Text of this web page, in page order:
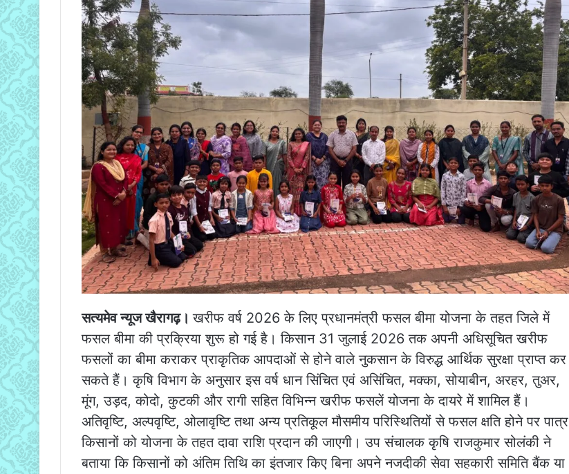
सत्यमेव न्यूज खैरागढ़।खरीफ वर्ष 2026 के लिए प्रधानमंत्री फसल बीमा योजना के तहत जिले में
फसल बीमा की प्रक्रिया शुरू हो गई है। किसान 31 जुलाई 2026 तक अपनी अधिसूचित खरीफ
फसलों का बीमा कराकर प्राकृतिक आपदाओं से होने वाले नुकसान के विरुद्ध आर्थिक सुरक्षा प्राप्त कर
सकते हैं। कृषि विभाग के अनुसार इस वर्ष धान सिंचित एवं असिंचित, मक्का, सोयाबीन, अरहर, तुअर,
मूंग, उड़द, कोदो, कुटकी और रागी सहित विभिन्न खरीफ फसलें योजना के दायरे में शामिल हैं।
अतिवृष्टि, अल्पवृष्टि, ओलावृष्टि तथा अन्य प्रतिकूल मौसमीय परिस्थितियों से फसल क्षति होने पर पात्र
किसानों को योजना के तहत दावा राशि प्रदान की जाएगी। उप संचालक कृषि राजकुमार सोलंकी ने
बताया कि किसानों को अंतिम तिथि का इंतजार किए बिना अपने नजदीकी सेवा सहकारी समिति बैंक या